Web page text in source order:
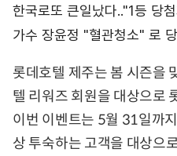
롯데호텔 제주는 봄 시즌을
텔 리워즈 회원을 대상으로
이번 이벤트는 5월 31일까
상 투숙하는 고객을 대상으